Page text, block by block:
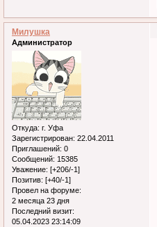
Милушка
Администратор
Откуда: г. Уфа
Зарегистрирован: 22.04.2011
Приглашений: 0
Сообщений: 15385
Уважение: [+206/-1]
Позитив: [+40/-1]
Провел на форуме:
2 месяца 23 дня
Последний визит:
05.04.2023 23:14:09